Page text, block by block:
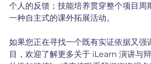
个人的反馈；技能培养贯穿整个项目周
一种自主式的课外拓展活动。
如果您正在寻找一个既有实证依据又强
目，欢迎了解更多关于 iLearn 演讲与